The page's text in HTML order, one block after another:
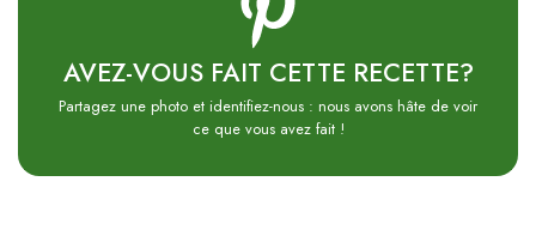
AVEZ-VOUS FAIT CETTE RECETTE?
Partagez une photo et identifiez-nous : nous avons hâte de voir
ce que vous avez fait !